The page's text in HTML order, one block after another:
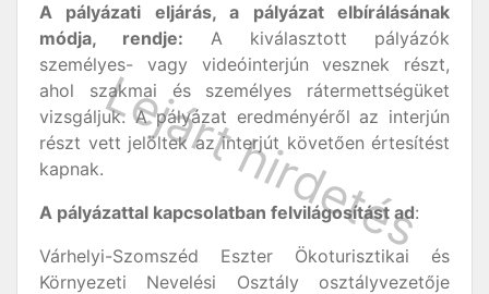
A pályázati eljárás, a pályázat elbírálásának
módja, rendje: A kiválasztott pályázók
személyes- vagy videóinterjún vesznek részt,
ahol szakmai és személyes rátermettségüket
vizsgáljuk. A pályázat eredményéről az interjún
részt vett jelöltek az interjút követően értesítést
kapnak.
A pályázattal kapcsolatban felvilágosítást ad:
Várhelyi-Szomszéd Eszter Ökoturisztikai és
Környezeti Nevelési Osztály osztályvezetője